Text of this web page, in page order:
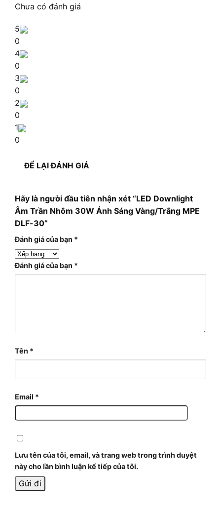
Chưa có đánh giá
5
0
4
0
3
0
2
0
1
0
ĐỂ LẠI ĐÁNH GIÁ
Hãy là người đầu tiên nhận xét “LED Downlight
Âm Trần Nhôm 30W Ánh Sáng Vàng/Trắng MPE
DLF-30”
Đánh giá của bạn *
Đánh giá của bạn *
Tên *
Email *
Lưu tên của tôi, email, và trang web trong trình duyệt
này cho lần bình luận kế tiếp của tôi.